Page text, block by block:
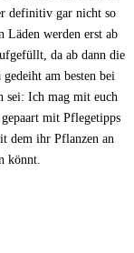
definitiv gar nicht so
Läden werden erst ab
da ab dann die
am besten bei
sei: Ich mag mit euch
mit Pflegetipps
dem ihr Pflanzen an
könnt.